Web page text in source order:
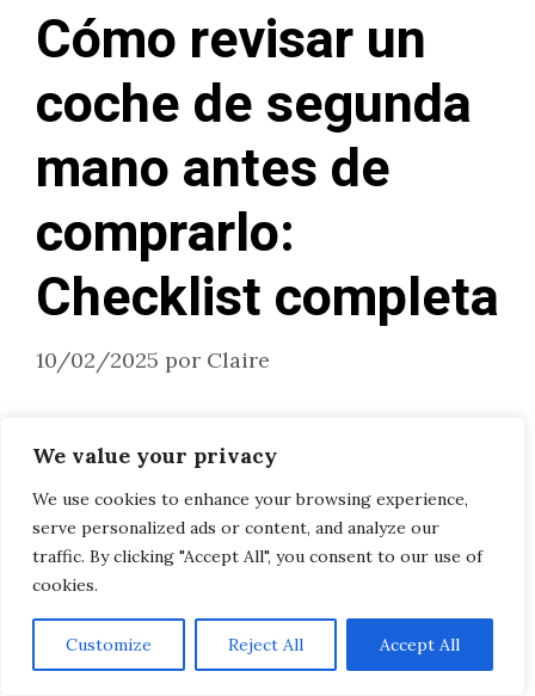
We value your privacy
We use cookies to enhance your browsing experience,
serve personalized ads or content, and analyze our
traffic. By clicking "Accept All", you consent to our use of
cookies.
Customize Reject All Accept All
Cómo revisar un
coche de segunda
mano antes de
comprarlo:
Checklist completa
10/02/2025 por Claire
Comprar un coche de segunda mano puede
pero también puede ser arriesgado si no
sabes qué aspectos revisar antes de tomar la
decisión. Un vehículo usado puede tener
vicios ocultos que, si no se detectan a
tiempo, podrían convertirse en problemas